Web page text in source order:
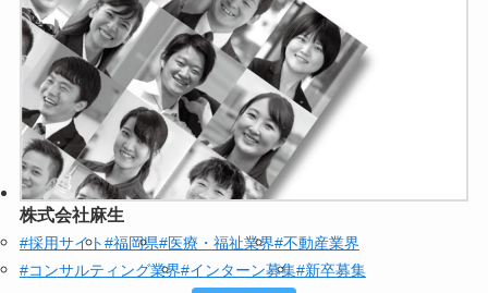
株式会社麻生
#採用サイト#福岡県#医療・福祉業界#不動産業界
#コンサルティング業界#インターン募集#新卒募集